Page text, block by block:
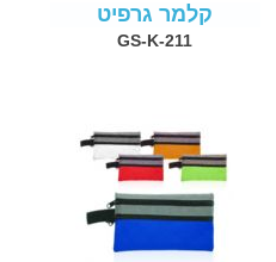
קלמר גרפיט
GS-K-211